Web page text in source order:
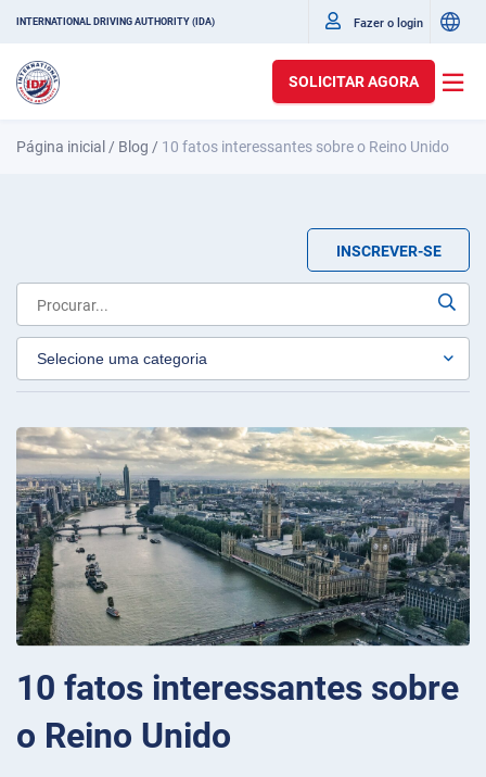
INTERNATIONAL DRIVING AUTHORITY (IDA) Fazer o login
SOLICITAR AGORA
Página inicial / Blog / 10 fatos interessantes sobre o Reino Unido
INSCREVER-SE
10 fatos interessantes sobre
o Reino Unido